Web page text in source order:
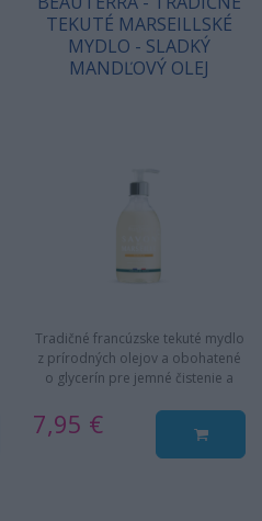
TEKUTÉ MARSEILLSKÉ
MYDLO - SLADKÝ
MANDĽOVÝ OLEJ
Tradičné francúzske tekuté mydlo
z prírodných olejov a obohatené
o glycerín pre jemné čistenie a
7,95 €